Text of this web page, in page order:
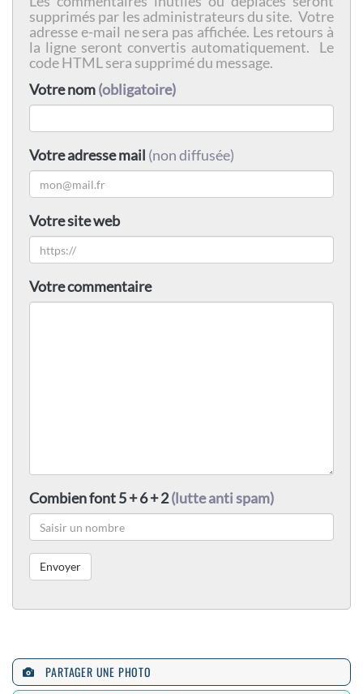
supprimés par les administrateurs du site. Votre
adresse e-mail ne sera pas affichée. Les retours à
la ligne seront convertis automatiquement. Le
code HTML sera supprimé du message.
Votre nom(obligatoire)
Votre adresse mail (non diffusée)
Votre site web
Votre commentaire
Combien font 5 + 6 + 2(lutte anti spam)
PARTAGER UNE PHOTO